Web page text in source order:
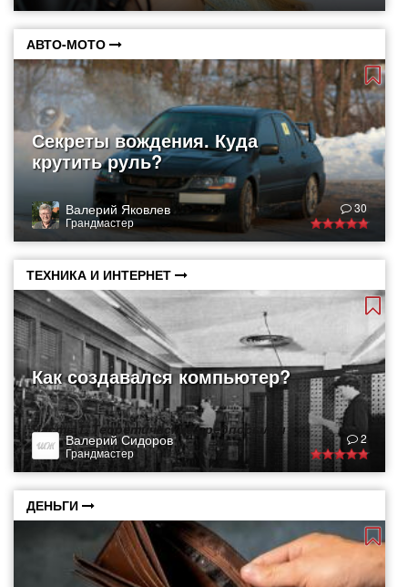
АВТО-МОТО
Секреты вождения. Куда
крутить руль?
Валерий Яковлев
Грандмастер
30
ТЕХНИКА И ИНТЕРНЕТ
Как создавался компьютер?
Часть 1. Теоретические предпосылки
Валерий Сидоров
Грандмастер
2
ДЕНЬГИ